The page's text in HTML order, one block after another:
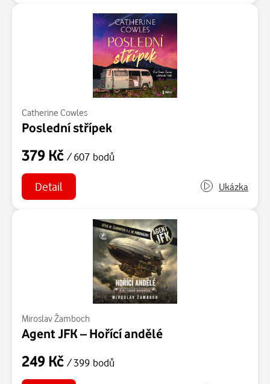
Catherine Cowles
Poslední střípek
379 Kč / 607 bodů
Detail Ukázka
Miroslav Žamboch
Agent JFK – Hořící andělé
249 Kč / 399 bodů